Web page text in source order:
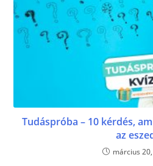
Tudáspróba – 10 kérdés,
az
március